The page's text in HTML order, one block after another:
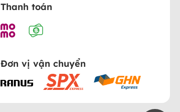
Thanh toán
Đơn vị vận chuyển